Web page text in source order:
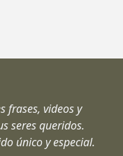
frases, videos y
seres queridos.
único y especial.